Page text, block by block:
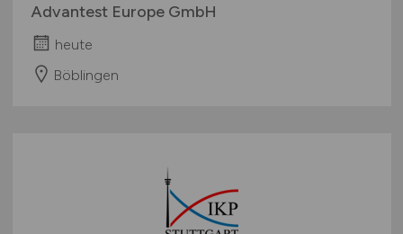
Advantest Europe GmbH
heute
Böblingen